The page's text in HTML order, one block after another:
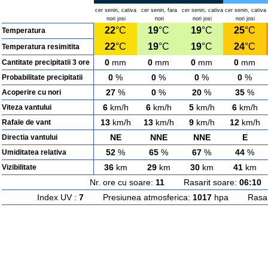
cer senin, cativa
nori josi
cer senin, fara
nori
cer senin, cativa
nori josi
cer senin, cativa
nori josi
Temperatura 22°C 19°C 19°C 25°C
Temperatura resimitita 22°C 19°C 19°C 24°C
Cantitate precipitatii 3 ore 0 mm 0 mm 0 mm 0 mm
Probabilitate precipitatii 0 % 0 % 0 % 0 %
Acoperire cu nori 27 % 0 % 20 % 35 %
Viteza vantului 6km/h 6km/h 5km/h 6km/h
Rafale de vant 13km/h 13km/h 9km/h 12km/h
Directia vantului NE NNE NNE E
Umiditatea relativa 52 % 65 % 67 % 44 %
Vizibilitate 36km 29km 30km 41km
Nr. ore cu soare: 11 Rasarit soare: 06:10
Index UV : 7Presiunea atmosferica: 1017hpa